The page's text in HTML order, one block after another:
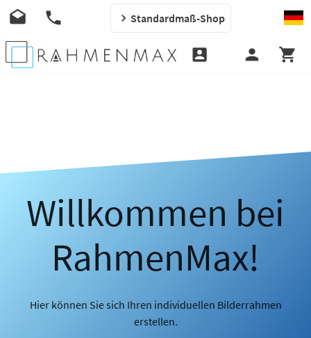
Standardmaß-Shop
Willkommen bei
RahmenMax!
Hier können Sie sich Ihren individuellen Bilderrahmen
erstellen.